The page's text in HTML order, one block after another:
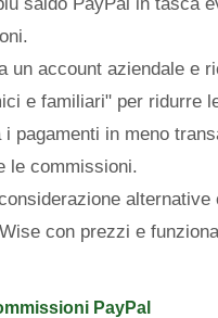
un account aziendale e
e familiari" per ridurre
i pagamenti in meno
le commissioni.
alternative
con prezzi e
PayPal